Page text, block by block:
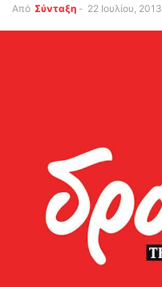
Από Σύνταξη - 22 Ιουλίου, 2013